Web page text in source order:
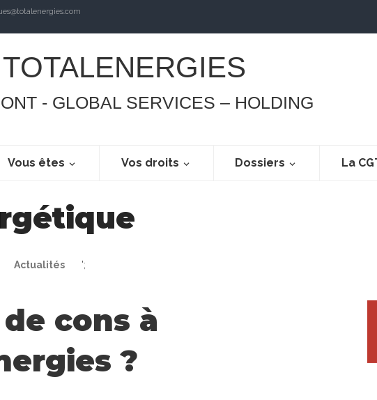
- GLOBAL SERVICES – HOLDING
Vous êtes Vos droits Dossiers La
Actualités ';
cons à
?